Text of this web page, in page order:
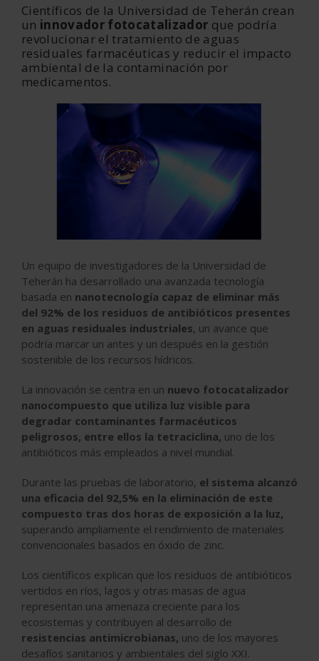
Científicos de la Universidad de Teherán crean
un innovador fotocatalizador que podría
revolucionar el tratamiento de aguas
residuales farmacéuticas y reducir el impacto
ambiental de la contaminación por
medicamentos.
Un equipo de investigadores de la Universidad de
Teherán ha desarrollado una avanzada tecnología
basada en nanotecnología capaz de eliminar más
del 92% de los residuos de antibióticos presentes
en aguas residuales industriales, un avance que
podría marcar un antes y un después en la gestión
sostenible de los recursos hídricos.
La innovación se centra en un nuevo fotocatalizador
nanocompuesto que utiliza luz visible para
degradar contaminantes farmacéuticos
peligrosos, entre ellos la tetraciclina, uno de los
antibióticos más empleados a nivel mundial.
Durante las pruebas de laboratorio, el sistema alcanzó
una eficacia del 92,5% en la eliminación de este
compuesto tras dos horas de exposición a la luz,
superando ampliamente el rendimiento de materiales
convencionales basados en óxido de zinc.
Los científicos explican que los residuos de antibióticos
vertidos en ríos, lagos y otras masas de agua
representan una amenaza creciente para los
ecosistemas y contribuyen al desarrollo de
resistencias antimicrobianas, uno de los mayores
desafíos sanitarios y ambientales del siglo XXI.